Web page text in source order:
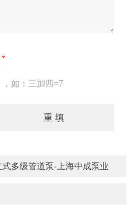
如：三加四=7
多级管道泵-上海中成泵业